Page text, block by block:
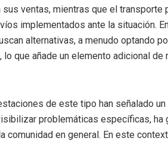
ventas, mientras que el transporte
implementados ante la situación.
alternativas, a menudo optando
que añade un elemento adicional de
de este tipo han señalado
problemáticas específicas, ha
comunidad en general. En este